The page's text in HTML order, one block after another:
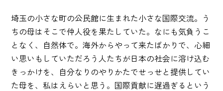
埼玉の小さな町の公民館に生まれた小さな国際交流。う
ちの母はそこで仲人役を果たしていた。なにも気負うこ
となく、自然体で。海外からやって来たばかりで、心細
い思いもしていただろう人たちが日本の社会に溶け込む
きっかけを、自分なりのやりかたでせっせと提供してい
た母を、私はえらいと思う。国際貢献に遅過ぎるという